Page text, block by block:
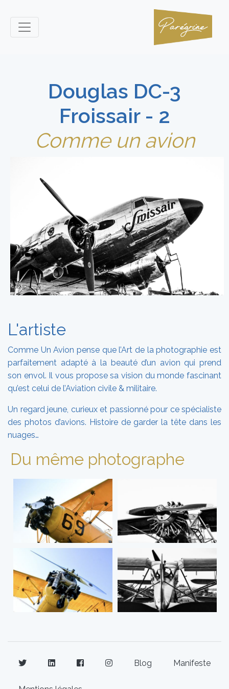
Douglas DC-3
Froissair - 2
Comme un avion
L'artiste
Comme Un Avion pense que l’Art de la photographie est
parfaitement adapté à la beauté d’un avion qui prend
son envol. Il vous propose sa vision du monde fascinant
qu’est celui de l’Aviation civile & militaire.
Un regard jeune, curieux et passionné pour ce spécialiste
des photos d’avions. Histoire de garder la tête dans les
nuages…
Du même photographe
Blog Manifeste